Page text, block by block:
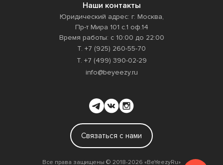
Наши контакты
Юридический адрес: г. Москва,
Пр-т Мира 101 с.1 оф.14
Время работы: с 10:00 до 22:00
Т. +7 (925) 260-55-70
Т. +7 (499) 390-02-29
info@beyeezy.ru
Связаться с нами
Все права защищены ©️ 2018-2026 «BeYeezyRu»